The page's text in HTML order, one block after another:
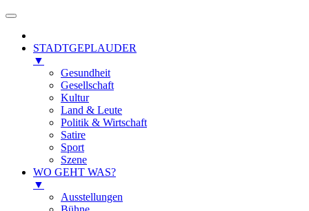
STADTGEPLAUDER
▼
Gesundheit
Gesellschaft
Kultur
Land & Leute
Politik & Wirtschaft
Satire
Sport
Szene
WO GEHT WAS?
▼
Ausstellungen